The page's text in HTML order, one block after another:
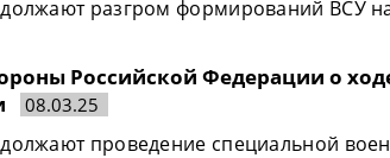
разгром формирований ВСУ
Российской Федерации о
08.03.25
проведение специальной